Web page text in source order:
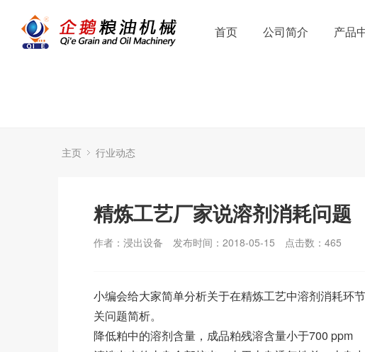
首页 公司简介 产品
主页 行业动态
精炼工艺厂家说溶剂消耗问题
作者：浸出设备 发布时间：2018-05-15 点击数： 465
小编会给大家简单分析关于在精炼工艺中溶剂消耗环
关问题简析。
降低粕中的溶剂含量，成品粕残溶含量小于700 ppm